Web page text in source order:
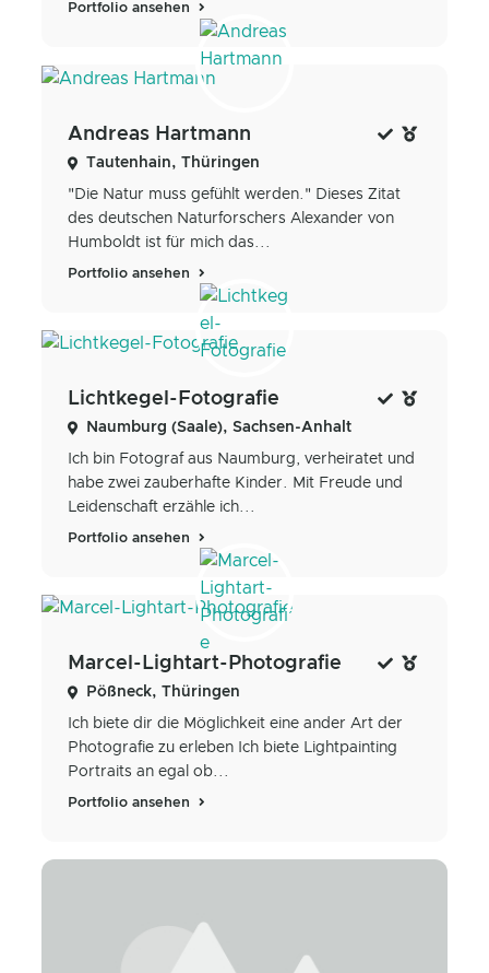
Portfolio ansehen
Andreas Hartmann
Tautenhain, Thüringen
"Die Natur muss gefühlt werden." Dieses Zitat
des deutschen Naturforschers Alexander von
Humboldt ist für mich das...
Portfolio ansehen
Lichtkegel-Fotografie
Naumburg (Saale), Sachsen-Anhalt
Ich bin Fotograf aus Naumburg, verheiratet und
habe zwei zauberhafte Kinder. Mit Freude und
Leidenschaft erzähle ich...
Portfolio ansehen
Marcel-Lightart-Photografie
Pößneck, Thüringen
Ich biete dir die Möglichkeit eine ander Art der
Photografie zu erleben Ich biete Lightpainting
Portraits an egal ob...
Portfolio ansehen